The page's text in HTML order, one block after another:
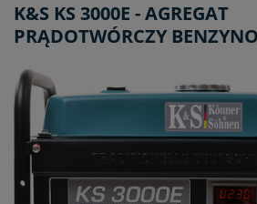
K&S KS 3000E - AGREGAT
PRĄDOTWÓRCZY